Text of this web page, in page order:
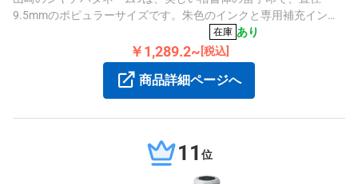
9.5mmのポピュラーサイズです。朱色のインクと専用補充インキ
を使用し、用途に応じて便利にご活用いただけます。
在庫 あり
￥1,289.2~ [税込]
商品詳細ページへ
11 位